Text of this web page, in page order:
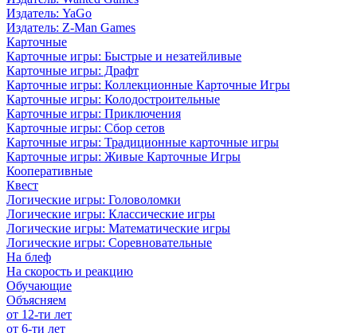
Издатель: YaGo
Издатель: Z-Man Games
Карточные
Карточные игры: Быстрые и незатейливые
Карточные игры: Драфт
Карточные игры: Коллекционные Карточные Игры
Карточные игры: Колодостроительные
Карточные игры: Приключения
Карточные игры: Сбор сетов
Карточные игры: Традиционные карточные игры
Карточные игры: Живые Карточные Игры
Кооперативные
Квест
Логические игры: Головоломки
Логические игры: Классические игры
Логические игры: Математические игры
Логические игры: Соревновательные
На блеф
На скорость и реакцию
Обучающие
Объясняем
от 12-ти лет
от 6-ти лет